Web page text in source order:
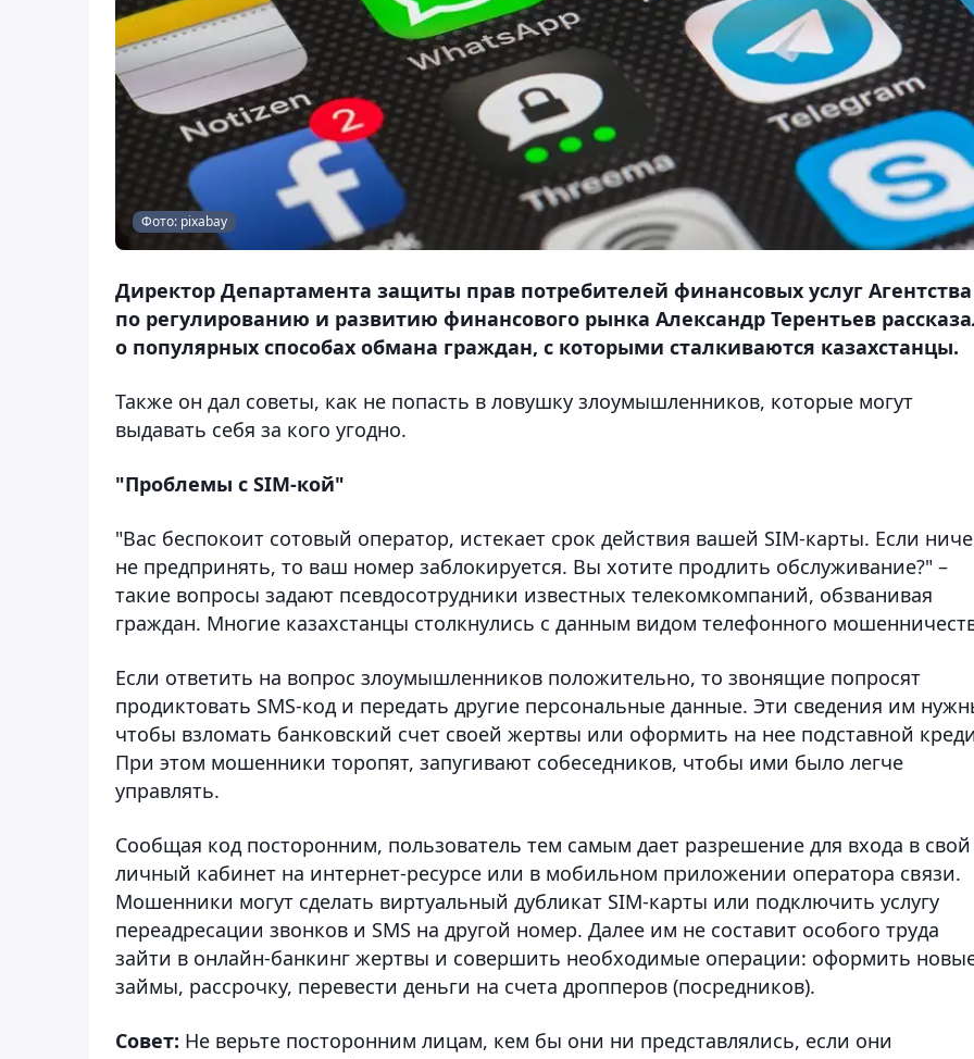
Фото: рixabay
Директор Департамента защиты прав потребителей финансовых услуг Агентства
по регулированию и развитию финансового рынка Александр Терентьев
о популярных способах обмана граждан, с которыми сталкиваются казахстанцы.
Также он дал советы, как не попасть в ловушку злоумышленников, которые могут
выдавать себя за кого угодно.
"Проблемы с SIM-кой"
"Вас беспокоит сотовый оператор, истекает срок действия вашей SIM-карты. Если
не предпринять, то ваш номер заблокируется. Вы хотите продлить обслуживание?" –
такие вопросы задают псевдосотрудники известных телекомкомпаний, обзванивая
граждан. Многие казахстанцы столкнулись с данным видом телефонного
Если ответить на вопрос злоумышленников положительно, то звонящие попросят
продиктовать SMS-код и передать другие персональные данные. Эти сведения им
чтобы взломать банковский счет своей жертвы или оформить на нее подставной
При этом мошенники торопят, запугивают собеседников, чтобы ими было легче
управлять.
Сообщая код посторонним, пользователь тем самым дает разрешение для входа в свой
личный кабинет на интернет-ресурсе или в мобильном приложении оператора связи.
Мошенники могут сделать виртуальный дубликат SIM-карты или подключить услугу
переадресации звонков и SMS на другой номер. Далее им не составит особого труда
зайти в онлайн-банкинг жертвы и совершить необходимые операции: оформить
займы, рассрочку, перевести деньги на счета дропперов (посредников).
Совет: Не верьте посторонним лицам, кем бы они ни представлялись, если они